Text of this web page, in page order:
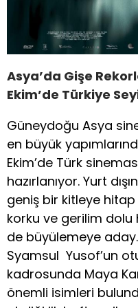
Asya’da Gişe
Ekim’de Türkiye
Güneydoğu Asya
en büyük
Ekim’de Türk
hazırlanıyor. Yurt
geniş bir kitleye
korku ve gerilim dolu
de büyülemeye
Syamsul Yusof’un
kadrosunda Maya
önemli isimleri